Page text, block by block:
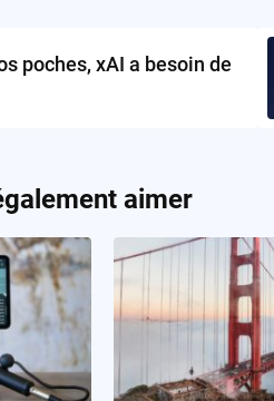
poches, xAI a besoin de
aimer